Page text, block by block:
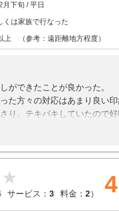
下旬 / 平日
くは家族で行なった
上 （参考：遠距離地方程度）
ができたことが良かった。
た方々の対応はあまり良い
り、テキパキしていたので
が14時過ぎ、すべてをトラ
ったし、自宅がエレベータ
サービス： 3 料金： 2） 4